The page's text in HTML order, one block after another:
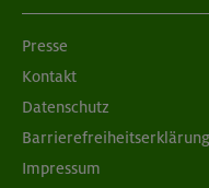
Presse
Kontakt
Datenschutz
Barrierefreiheitserklärung
Impressum